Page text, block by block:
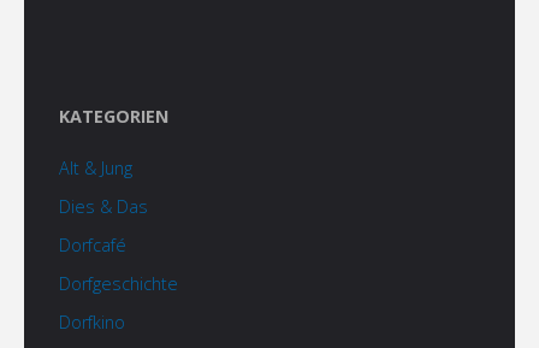
KATEGORIEN
Alt & Jung
Dies & Das
Dorfcafé
Dorfgeschichte
Dorfkino